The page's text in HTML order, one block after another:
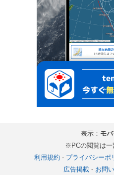
表示： モ
※PCの閲覧は一
利用規約 - プライバシーポ
広告掲載- お問